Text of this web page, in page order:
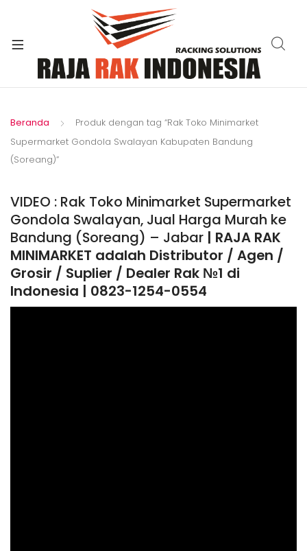
Beranda
Produk dengan tag “Rak Toko Minimarket
Supermarket Gondola Swalayan Kabupaten Bandung
(Soreang)”
VIDEO : Rak Toko Minimarket Supermarket
Gondola Swalayan, Jual Harga Murah ke
Bandung (Soreang) – Jabar | RAJA RAK
MINIMARKET adalah Distributor / Agen /
Grosir / Suplier / Dealer Rak №1 di
Indonesia | 0823-1254-0554